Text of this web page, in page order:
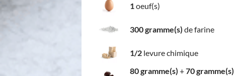
1 oeuf(s)
300 gramme(s) de farine
1/2 levure chimique
80 gramme(s) +70 gramme(s)